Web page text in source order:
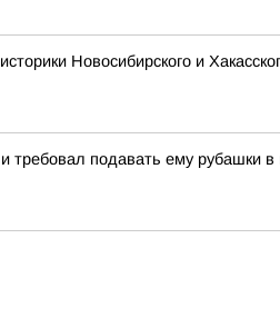
Новосибирского и
требовал подавать ему рубашки